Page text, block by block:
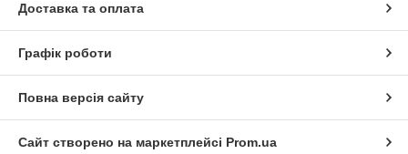
Доставка та оплата
Графік роботи
Повна версія сайту
Сайт створено на маркетплейсі Prom.ua